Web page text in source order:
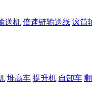
送机 倍速链输送线 滚筒
堆高车 提升机 自卸车